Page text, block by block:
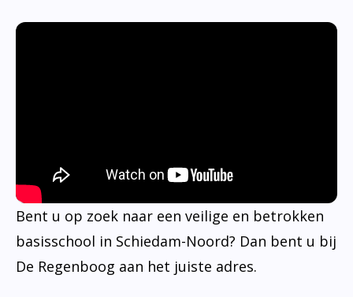
Bent u op zoek naar een veilige en betrokken
basisschool in Schiedam-Noord? Dan bent u bij
De Regenboog aan het juiste adres.